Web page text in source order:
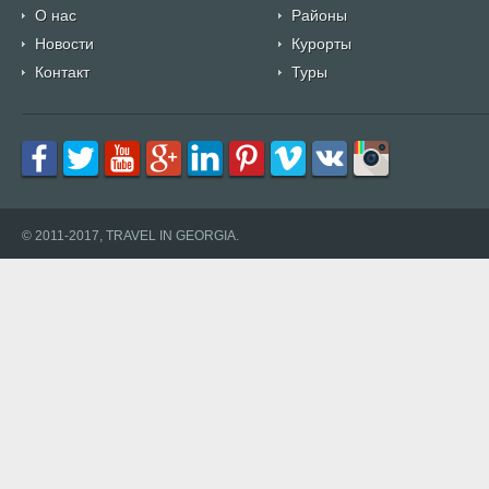
О нас
Районы
Новости
Курорты
Контакт
Туры
© 2011-2017, TRAVEL IN GEORGIA.